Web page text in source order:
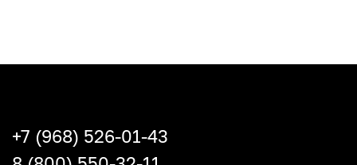
+7 (968) 526-01-43